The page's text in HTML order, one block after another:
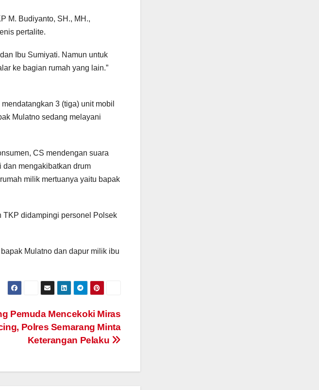
M. Budiyanto, SH., MH.,
pertalite.
Ibu Sumiyati. Namun untuk
ke bagian rumah yang lain.”
3 (tiga) unit mobil
Mulatno sedang melayani
CS mendengan suara
dan mengakibatkan drum
milik mertuanya yaitu bapak
TKP didampingi personel Polsek
Mulatno dan dapur milik ibu
Pemuda Mencekoki Miras
Polres Semarang Minta
Keterangan Pelaku